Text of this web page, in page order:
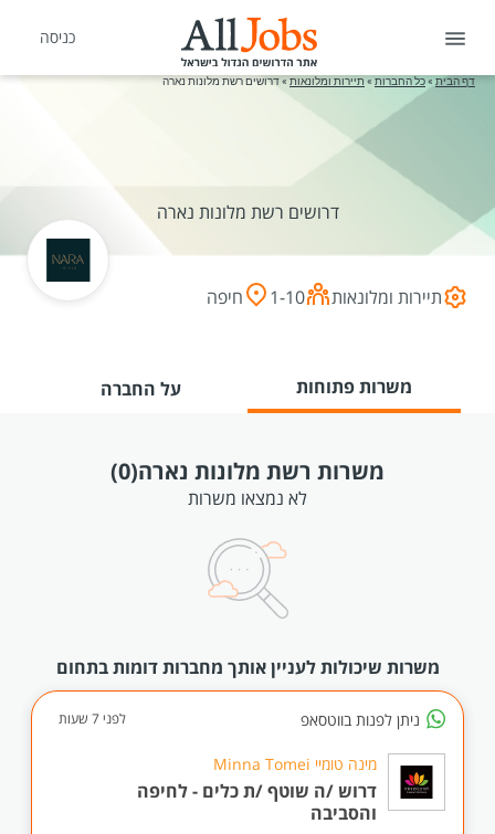
כניסה
דף הבית »כל החברות » תיירות ומלונאות »דרושים רשת מלונות נארה
דרושים רשת מלונות נארה
תיירות ומלונאות 1-10 חיפה
משרות פתוחות על החברה
משרות רשת מלונות נארה(0)
לא נמצאו משרות
משרות שיכולות לעניין אותך מחברות דומות בתחום
ניתן לפנות בווטסאפ לפני 7 שעות
מינה טומיי Minna Tomei
דרוש /ה שוטף /ת כלים - לחיפה
והסביבה